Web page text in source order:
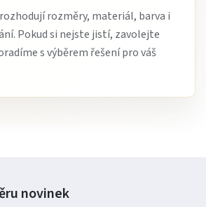
rozměry, materiál, barva i
Pokud si nejste jistí, zavolejte
s výběrem řešení pro váš
novinek